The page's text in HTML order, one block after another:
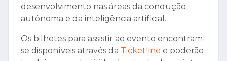
desenvolvimento nas áreas da condução
autónoma e da inteligência artificial.
Os bilhetes para assistir ao evento encontram-
se disponíveis através da Ticketline e poderão